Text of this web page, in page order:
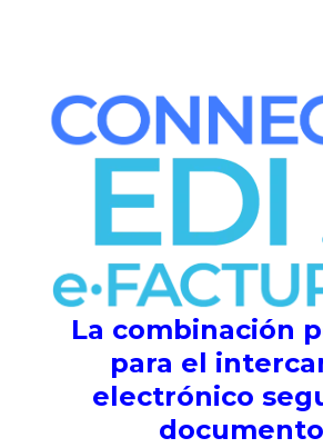
La combinación
para el
electrónico